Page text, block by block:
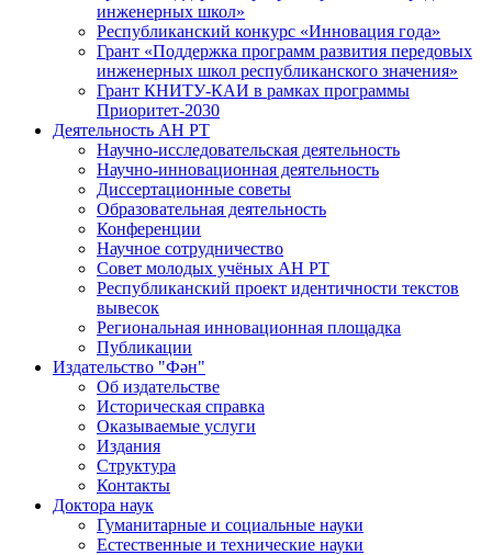
инженерных школ»
Республиканский конкурс «Инновация года»
Грант «Поддержка программ развития передовых
инженерных школ республиканского значения»
Грант КНИТУ-КАИ в рамках программы
Приоритет-2030
Деятельность АН РТ
Научно-исследовательская деятельность
Научно-инновационная деятельность
Диссертационные советы
Образовательная деятельность
Конференции
Научное сотрудничество
Совет молодых учёных АН РТ
Республиканский проект идентичности текстов
вывесок
Региональная инновационная площадка
Публикации
Издательство "Фән"
Об издательстве
Историческая справка
Оказываемые услуги
Издания
Структура
Контакты
Доктора наук
Гуманитарные и социальные науки
Естественные и технические науки